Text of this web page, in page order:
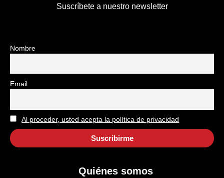
Suscríbete a nuestro newsletter
Nombre
Email
Al proceder, usted acepta la política de privacidad
Quiénes somos